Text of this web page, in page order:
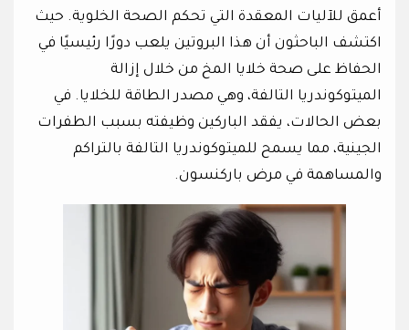
أعمق للآليات المعقدة التي تحكم الصحة الخلوية. حيث
اكتشف الباحثون أن هذا البروتين يلعب دورًا رئيسيًا في
الحفاظ على صحة خلايا المخ من خلال إزالة
الميتوكوندريا التالفة، وهي مصدر الطاقة للخلايا. في
بعض الحالات، يفقد الباركين وظيفته بسبب الطفرات
الجينية، مما يسمح للميتوكوندريا التالفة بالتراكم
والمساهمة في مرض باركنسون.